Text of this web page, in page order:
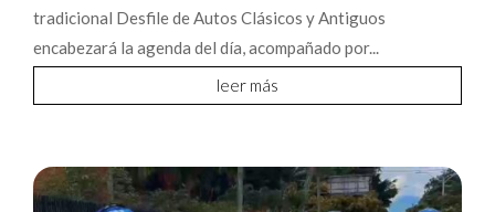
tradicional Desfile de Autos Clásicos y Antiguos
encabezará la agenda del día, acompañado por...
leer más